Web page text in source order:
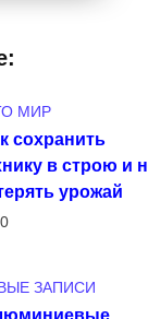
МИР
сохранить
в строю и
урожай
0
ЗАПИСИ